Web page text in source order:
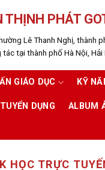
THỊNH PHÁT
Lê Thanh Nghị, thành
tại thành phố Hà Nội, Hải
GIÁO DỤC KỸ
TUYỂN DỤNG ALBUM
HỌC TRỰC